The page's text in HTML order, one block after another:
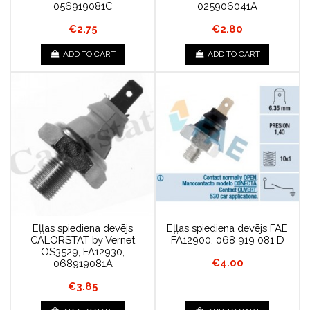
056919081C
€2.75
ADD TO CART
025906041A
€2.80
ADD TO CART
Eļļas spiediena devējs
CALORSTAT by Vernet
OS3529, FA12930,
068919081A
€3.85
Eļļas spiediena devējs FAE
FA12900, 068 919 081 D
€4.00